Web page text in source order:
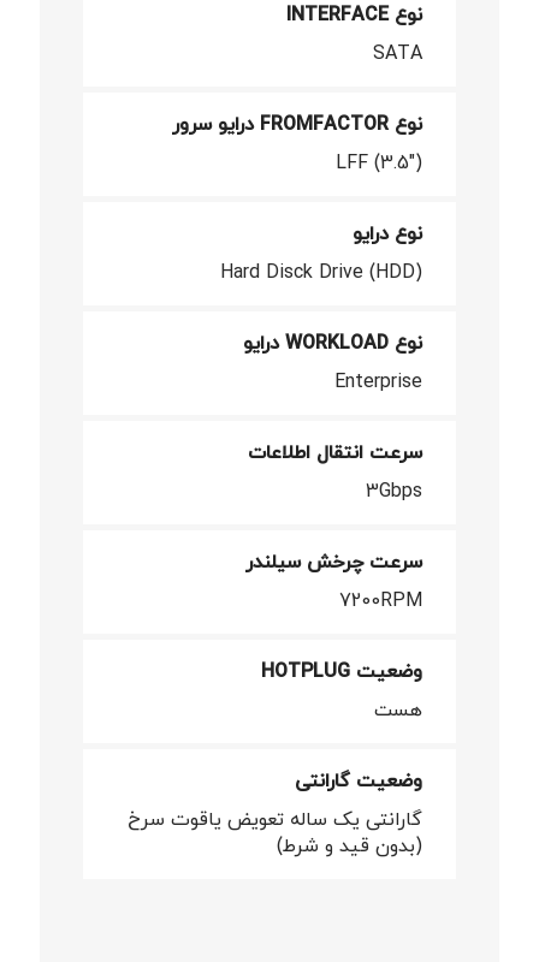
نوع INTERFACE
SATA
نوع FROMFACTOR درایو سرور
LFF (3.5")
نوع درایو
Hard Disck Drive (HDD)
نوع WORKLOAD درایو
Enterprise
سرعت انتقال اطلاعات
3Gbps
سرعت چرخش سیلندر
7200RPM
وضعیت HOTPLUG
هست
وضعیت گارانتی
گارانتی یک ساله تعویض یاقوت سرخ
(بدون قید و شرط)